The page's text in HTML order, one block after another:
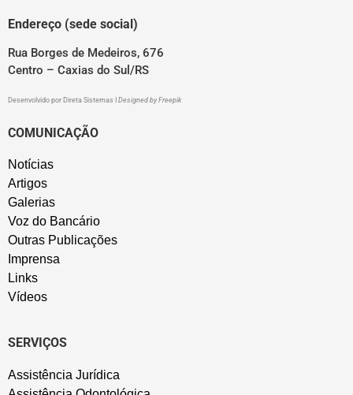
Endereço (sede social)
Rua Borges de Medeiros, 676
Centro – Caxias do Sul/RS
Desenvolvido por Direta Sistemas Designed by Freepik
COMUNICAÇÃO
Notícias
Artigos
Galerias
Voz do Bancário
Outras Publicações
Imprensa
Links
Vídeos
SERVIÇOS
Assistência Jurídica